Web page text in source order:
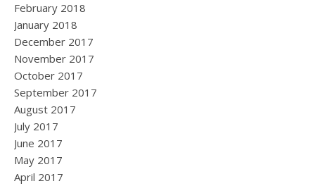
February 2018
January 2018
December 2017
November 2017
October 2017
September 2017
August 2017
July 2017
June 2017
May 2017
April 2017